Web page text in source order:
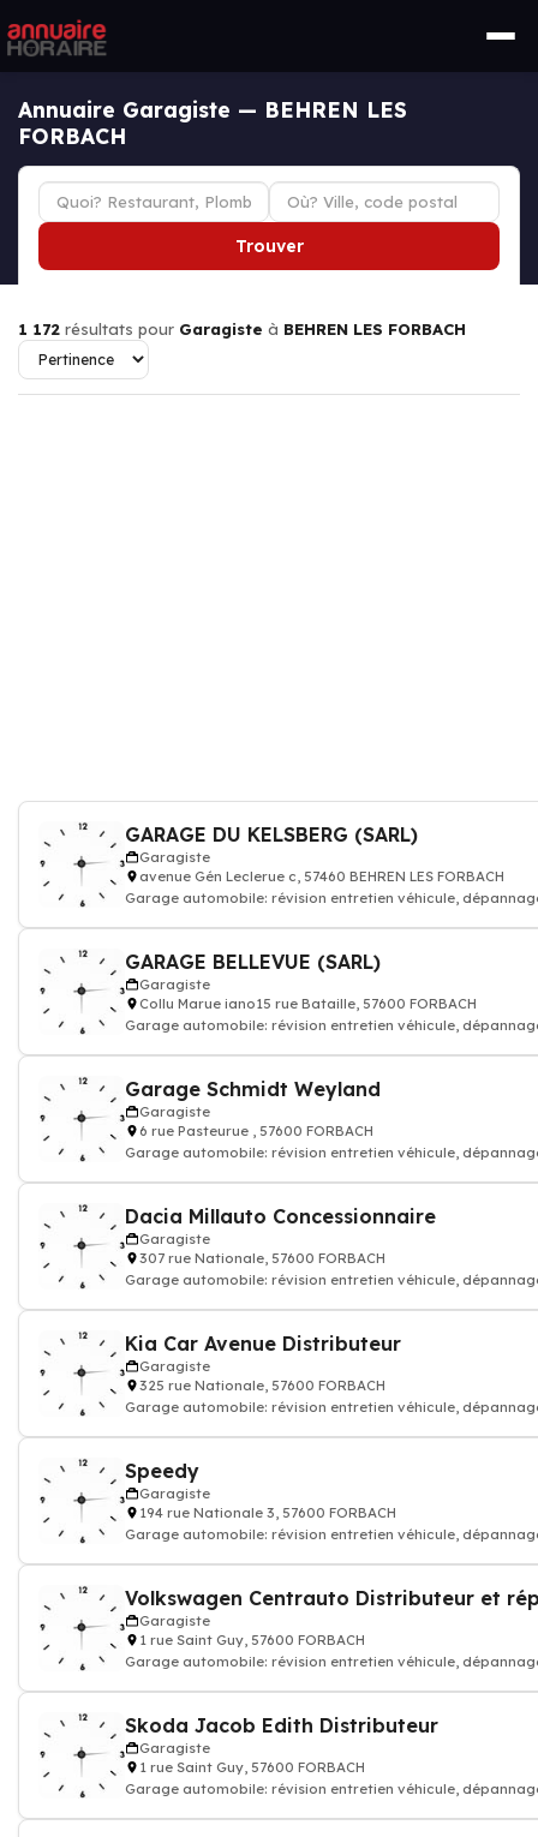
Annuaire Garagiste — BEHREN LES
FORBACH
Trouver
1 172 résultats pour Garagiste à BEHREN LES FORBACH
GARAGE DU KELSBERG (SARL)
Garagiste
avenue Gén Leclerue c, 57460 BEHREN LES FORBACH
Garage automobile: révision entretien véhicule,
GARAGE BELLEVUE (SARL)
Garagiste
Collu Marue iano15 rue Bataille, 57600 FORBACH
Garage automobile: révision entretien véhicule,
Garage Schmidt Weyland
Garagiste
6 rue Pasteurue , 57600 FORBACH
Garage automobile: révision entretien véhicule,
Dacia Millauto Concessionnaire
Garagiste
307 rue Nationale, 57600 FORBACH
Garage automobile: révision entretien véhicule,
Kia Car Avenue Distributeur
Garagiste
325 rue Nationale, 57600 FORBACH
Garage automobile: révision entretien véhicule,
Speedy
Garagiste
194 rue Nationale 3, 57600 FORBACH
Garage automobile: révision entretien véhicule,
Garagiste
1 rue Saint Guy, 57600 FORBACH
Garage automobile: révision entretien véhicule,
Skoda Jacob Edith Distributeur
Garagiste
1 rue Saint Guy, 57600 FORBACH
Garage automobile: révision entretien véhicule,